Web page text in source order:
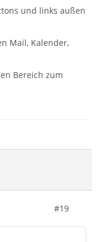
und links außen
Mail, Kalender,
Bereich zum
#19